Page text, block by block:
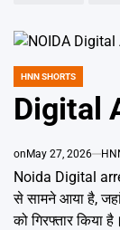
POSTED
HNN SHORTS
Digital
onMay 27, 2026
Noida Digital
से सामने आया है,
को गिरफ्तार किया है।